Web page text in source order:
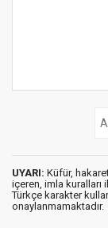
UYARI: Küfür,
içeren, imla kuralları
Türkçe karakter
onaylanmamaktadır.